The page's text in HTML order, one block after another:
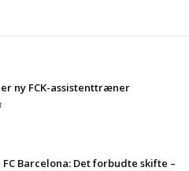
ny FCK-assistenttræner
Barcelona: Det forbudte skifte –